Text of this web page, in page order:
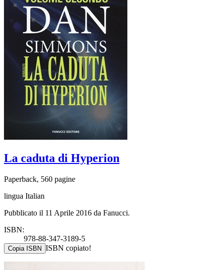
La caduta di Hyperion
Paperback, 560 pagine
lingua Italian
Pubblicato il 11 Aprile 2016 da Fanucci.
ISBN:
978-88-347-3189-5
Copia ISBN ISBN copiato!